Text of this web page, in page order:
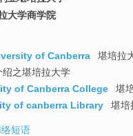
大学商学院
of Canberra
堪培拉
绍之堪培拉大学
of Canberra College
堪
of canberra Library
堪培
络短语